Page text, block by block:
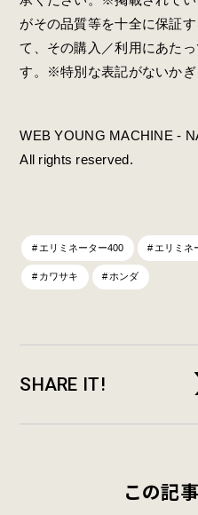
がその品質等を十全に保証
て、その購入／利用にあた
す。※特別な表記がないかぎ
WEB YOUNG MACHINE -
All rights reserved.
エリミネーター400 エリミネ
カワサキ ホンダ
SHARE IT!
この記